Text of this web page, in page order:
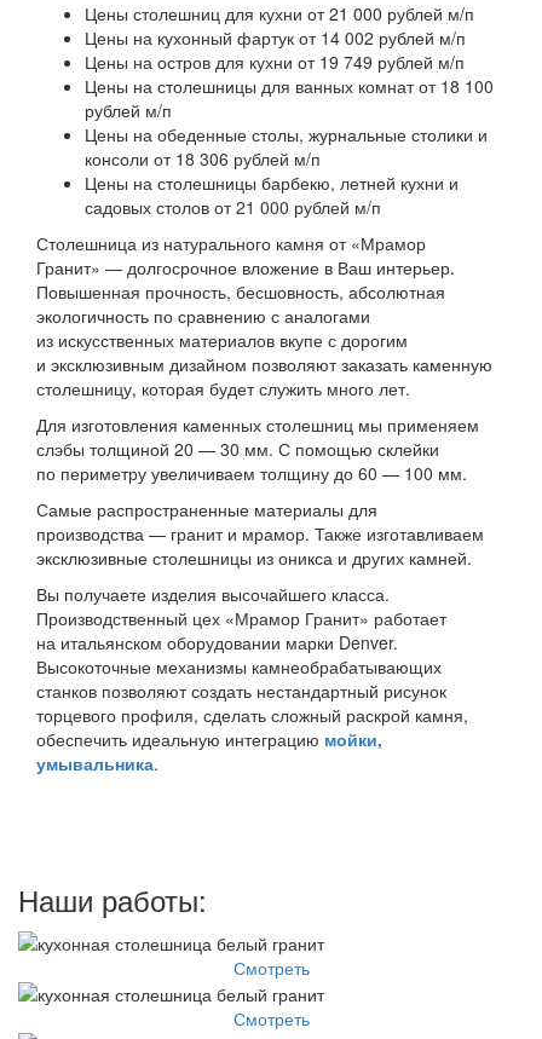
Цены столешниц для кухни от 21 000 рублей м/п
Цены на кухонный фартук от 14 002 рублей м/п
Цены на остров для кухни от 19 749 рублей м/п
Цены на столешницы для ванных комнат от 18 100
рублей м/п
Цены на обеденные столы, журнальные столики и
консоли от 18 306 рублей м/п
Цены на столешницы барбекю, летней кухни и
садовых столов от 21 000 рублей м/п
Столешница из натурального камня от «Мрамор
Гранит» — долгосрочное вложение в Ваш интерьер.
Повышенная прочность, бесшовность, абсолютная
экологичность по сравнению с аналогами
из искусственных материалов вкупе с дорогим
и эксклюзивным дизайном позволяют заказать каменную
столешницу, которая будет служить много лет.
Для изготовления каменных столешниц мы применяем
слэбы толщиной 20 — 30 мм. С помощью склейки
по периметру увеличиваем толщину до 60 — 100 мм.
Самые распространенные материалы для
производства — гранит и мрамор. Также изготавливаем
эксклюзивные столешницы из оникса и других камней.
Вы получаете изделия высочайшего класса.
Производственный цех «Мрамор Гранит» работает
на итальянском оборудовании марки Denver.
Высокоточные механизмы камнеобрабатывающих
станков позволяют создать нестандартный рисунок
торцевого профиля, сделать сложный раскрой камня,
обеспечить идеальную интеграцию мойки,
умывальника.
Наши работы:
Смотреть
Смотреть